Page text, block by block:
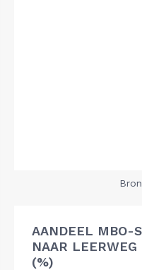
AANDEEL MBO-
NAAR
(%)